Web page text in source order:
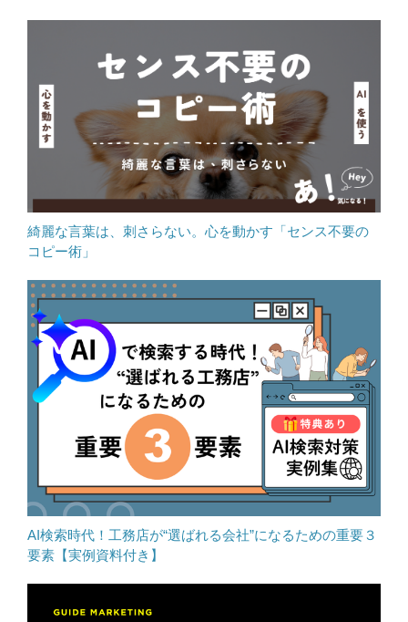
綺麗な言葉は、刺さらない。心を動かす「センス不要の
コピー術」
AI検索時代！工務店が“選ばれる会社”になるための重要３
要素【実例資料付き】